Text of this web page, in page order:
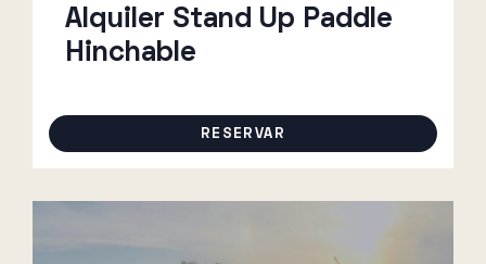
Alquiler Stand Up Paddle
Hinchable
RESERVAR